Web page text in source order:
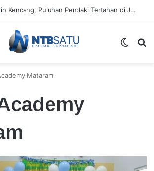
Kecamatan Sandubaya Sebar 171 Titik “Tempah Dedoro” Pangkas Sampah Organik
Mataram